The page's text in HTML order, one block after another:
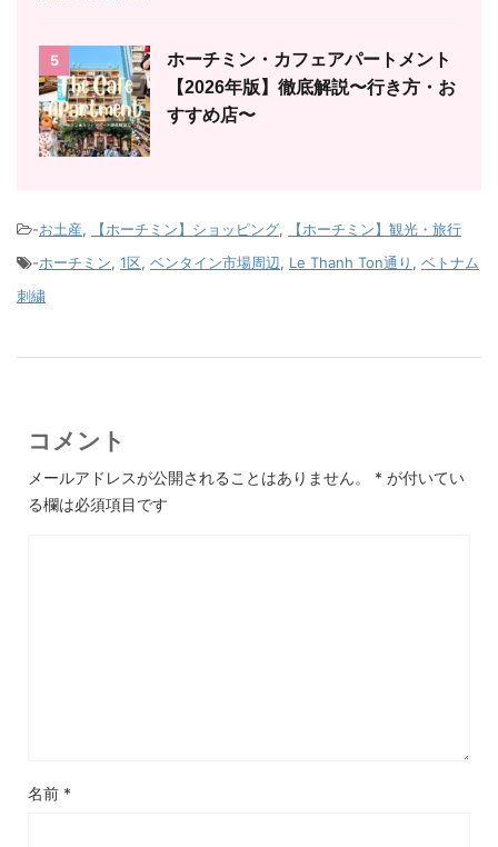
5
ホーチミン・カフェアパートメント
【2026年版】徹底解説〜行き方・お
すすめ店〜
-お土産, 【ホーチミン】ショッピング,
【ホーチミン】観光・旅行
-ホーチミン, 1区, ベンタイン市場周辺, Le Thanh Ton通り , ベトナム
刺繍
コメント
メールアドレスが公開されることはありません。 * が付いてい
る欄は必須項目です
名前 *